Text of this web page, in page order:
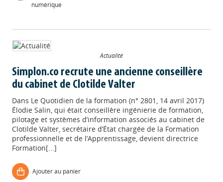
numérique
Actualité
Simplon.co recrute une ancienne conseillère
du cabinet de Clotilde Valter
Dans Le Quotidien de la formation (n° 2801, 14 avril 2017)
Élodie Salin, qui était conseillère ingénierie de formation,
pilotage et systèmes d’information associés au cabinet de
Clotilde Valter, secrétaire d’État chargée de la Formation
professionnelle et de l’Apprentissage, devient directrice
Formation[...]
Ajouter au panier
Appels à projets